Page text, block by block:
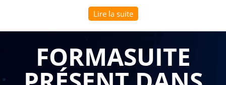
posséder des compétences et des connaissances spécifiques.
C'est pourquoi une formation sur le thème "Chef de projet"
peut être très utile pour les entreprises.
Une formation sur le chef de projet peut permettre aux
participants de maîtriser les compétences et les
Lire la suite
FORMASUITE